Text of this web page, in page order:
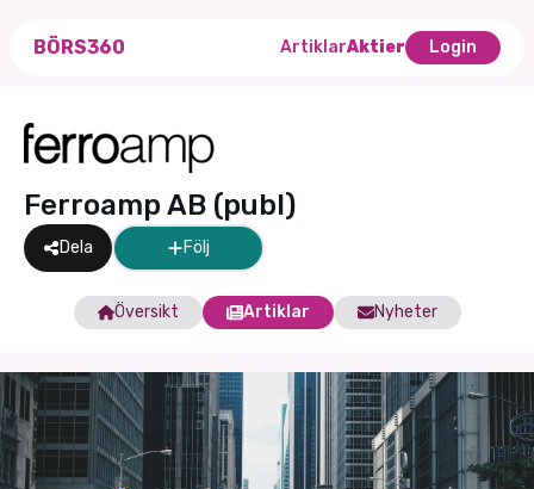
BÖRS360 ArtiklarAktier Login
Ferroamp AB (publ)
Dela Följ
Översikt Artiklar Nyheter